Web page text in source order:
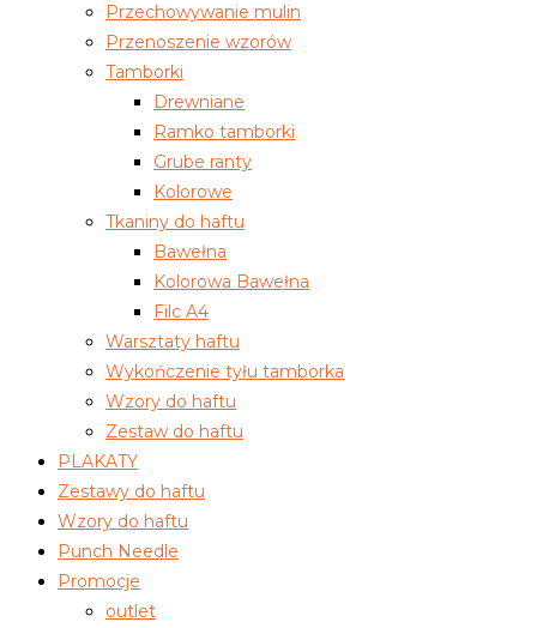
Przechowywanie mulin
Przenoszenie wzorów
Tamborki
Drewniane
Ramko tamborki
Grube ranty
Kolorowe
Tkaniny do haftu
Bawełna
Kolorowa Bawełna
Filc A4
Warsztaty haftu
Wykończenie tyłu tamborka
Wzory do haftu
Zestaw do haftu
PLAKATY
Zestawy do haftu
Wzory do haftu
Punch Needle
Promocje
outlet